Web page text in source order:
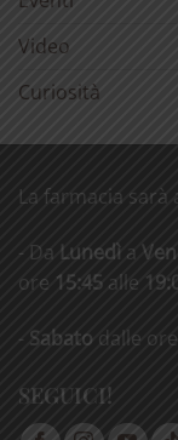
Video
Curiosità
La farmacia
- Da Lunedì a
ore 15:45 alle
- Sabato dalle ore
SEGUICI!